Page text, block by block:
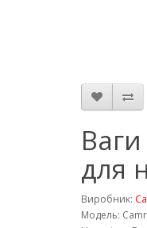
для
Виробник:
Модель: